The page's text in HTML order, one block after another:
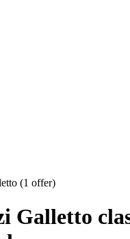
(1 offer)
Galletto